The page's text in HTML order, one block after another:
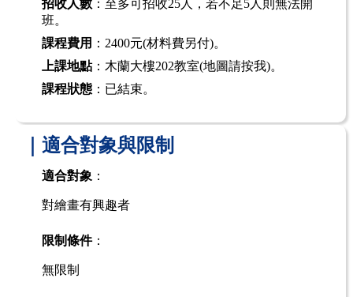
招收人數 ：至多可招收25人，若不足5人則無法開
班。
課程費用 ：2400元(材料費另付)。
上課地點：木蘭大樓202教室(地圖請按我)。
課程狀態 ：已結束。
｜適合對象與限制
適合對象 ：
對繪畫有興趣者
限制條件：
無限制